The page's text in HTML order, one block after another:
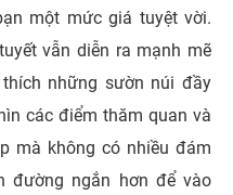
một mức giá tuyệt vời.
vẫn diễn ra mạnh mẽ
những sườn núi đầy
các điểm thăm quan và
mà không có nhiều đám
đường ngắn hơn để vào